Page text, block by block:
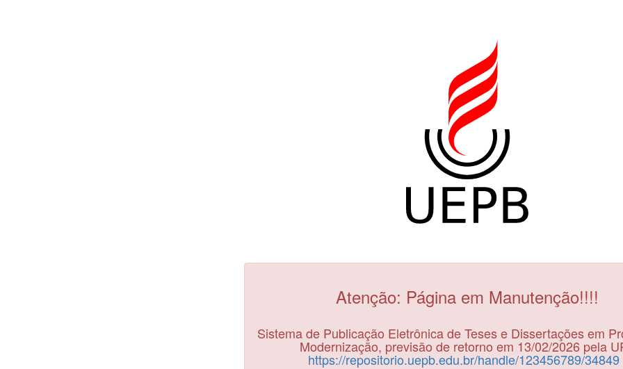
Atenção: Página em Manutenção!!!!
Sistema de Publicação Eletrônica de Teses e Dissertações em
Modernização, previsão de retorno em 13/02/2026 pela
https://repositorio.uepb.edu.br/handle/123456789/34849